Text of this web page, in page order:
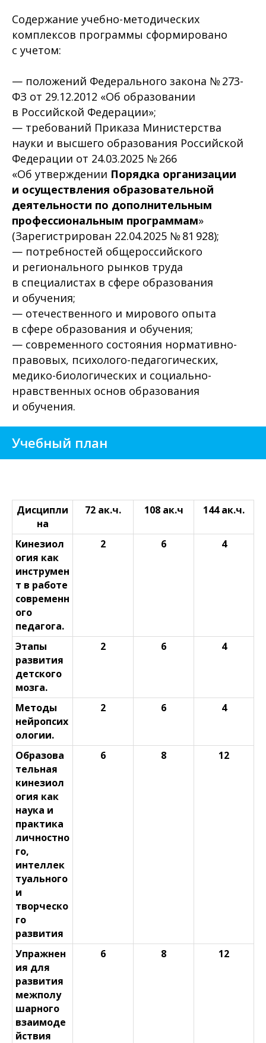
Содержание учебно-методических
комплексов программы сформировано
с учетом:
— положений Федерального закона № 273-
ФЗ от 29.12.2012 «Об образовании
в Российской Федерации»;
— требований Приказа Министерства
науки и высшего образования Российской
Федерации от 24.03.2025 № 266
«Об утверждении Порядка организации
и осуществления образовательной
деятельности по дополнительным
профессиональным программам»
(Зарегистрирован 22.04.2025 № 81 928);
— потребностей общероссийского
и регионального рынков труда
в специалистах в сфере образования
и обучения;
— отечественного и мирового опыта
в сфере образования и обучения;
— современного состояния нормативно-
правовых, психолого-педагогических,
медико-биологических и социально-
нравственных основ образования
и обучения.
Учебный план
Дисципли
на
72 ак.ч. 108 ак.ч 144 ак.ч.
Кинезиол
огия как
инструмен
т в работе
современн
ого
педагога.
2 6 4
Этапы
развития
детского
мозга.
2 6 4
Методы
нейропсих
ологии.
2 6 4
Образова
тельная
кинезиол
огия как
наука и
практика
личностно
го,
интеллек
туального
и
творческо
го
развития
6 8 12
Упражнен
ия для
развития
межполу
шарного
взаимоде
йствия
6 8 12